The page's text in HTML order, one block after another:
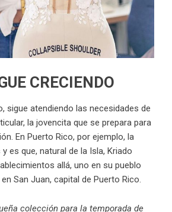
CRECIENDO
sigue atendiendo las necesidades de
la jovencita que se prepara para
En Puerto Rico, por ejemplo, la
es que, natural de la Isla, Kriado
allá, uno en su pueblo
San Juan, capital de Puerto Rico.
colección para la temporada de